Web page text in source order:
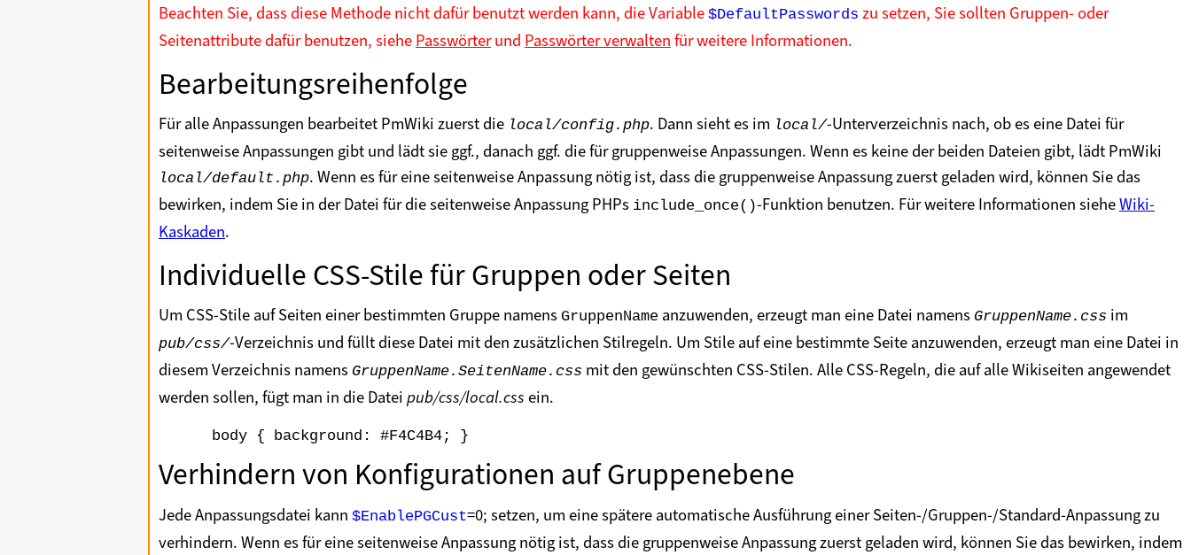
Beachten Sie, dass diese Methode nicht dafür benutzt werden kann, die Variable $DefaultPasswords zu setzen, Sie sollten Gruppen- oder
Seitenattribute dafür benutzen, siehe Passwörterund Passwörter verwalten für weitere Informationen.
Bearbeitungsreihenfolge
Für alle Anpassungen bearbeitet PmWiki zuerst die local/config.php. Dann sieht es im local/-Unterverzeichnis nach, ob es eine Datei für
seitenweise Anpassungen gibt und lädt sie ggf., danach ggf. die für gruppenweise Anpassungen. Wenn es keine der beiden Dateien gibt, lädt PmWiki
local/default.php. Wenn es für eine seitenweise Anpassung nötig ist, dass die gruppenweise Anpassung zuerst geladen wird, können Sie das
bewirken, indem Sie in der Datei für die seitenweise Anpassung PHPs include_once()-Funktion benutzen. Für weitere Informationen sieheWiki-
Kaskaden.
Individuelle CSS-Stile für Gruppen oder Seiten
Um CSS-Stile auf Seiten einer bestimmten Gruppe namens GruppenName anzuwenden, erzeugt man eine Datei namens GruppenName.css im
pub/css/-Verzeichnis und füllt diese Datei mit den zusätzlichen Stilregeln. Um Stile auf eine bestimmte Seite anzuwenden, erzeugt man eine Datei in
diesem Verzeichnis namens GruppenName.SeitenName.css mit den gewünschten CSS-Stilen. Alle CSS-Regeln, die auf alle Wikiseiten angewendet
werden sollen, fügt man in die Datei pub/css/local.css ein.
Verhindern von Konfigurationen auf Gruppenebene
Jede Anpassungsdatei kann $EnablePGCust=0; setzen, um eine spätere automatische Ausführung einer Seiten-/Gruppen-/Standard-Anpassung zu
verhindern. Wenn es für eine seitenweise Anpassung nötig ist, dass die gruppenweise Anpassung zuerst geladen wird, können Sie das bewirken, indem